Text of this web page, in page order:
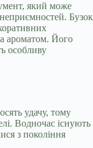
який може
Бузок
ароматом. Його
особливу
удачу, тому
Водночас існують
з покоління